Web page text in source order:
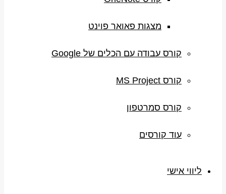
מצגות פאואר פוינט
קורס עבודה עם הכלים של Google
קורס MS Project
קורס סמרטפון
עוד קורסים
ליווי אישי